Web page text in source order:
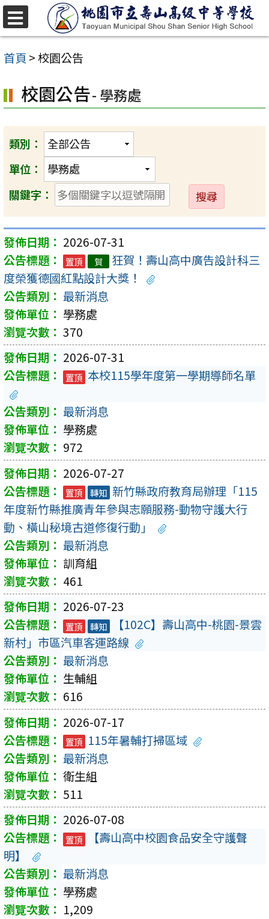
跳
至
主
內
容
首頁 >校園公告
校園公告- 學務處
類別：
單位：
關鍵字：
送
出
2026-07-31
置頂 賀
狂賀！壽山高中廣告設計科三
度榮獲德國紅點設計大獎！
最新消息
學務處
370
2026-07-31
置頂 本校115學年度第一學期導師名單
最新消息
學務處
972
2026-07-27
置頂 轉知 新竹縣政府教育局辦理「115
年度新竹縣推廣青年參與志願服務-動物守護大行
動、橫山秘境古道修復行動」
最新消息
訓育組
461
2026-07-23
置頂 轉知
【102C】壽山高中-桃園-景雲
新村」市區汽車客運路線
最新消息
生輔組
616
2026-07-17
置頂 115年暑輔打掃區域
最新消息
衛生組
511
2026-07-08
置頂
【壽山高中校園食品安全守護聲
明】
最新消息
學務處
1,209
選
單